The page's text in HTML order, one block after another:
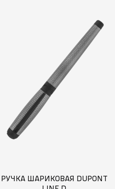
РУЧКА ШАРИКОВАЯ DUPONT